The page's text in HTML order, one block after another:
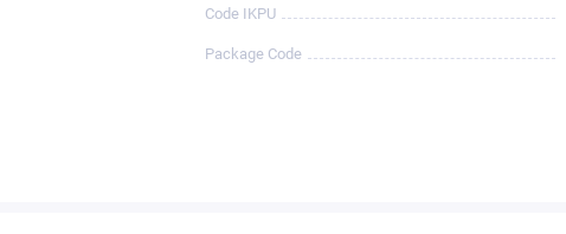
Code IKPU
Package Code